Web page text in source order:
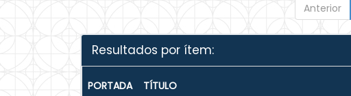
Anterior
Resultados por ítem:
PORTADA TÍTULO